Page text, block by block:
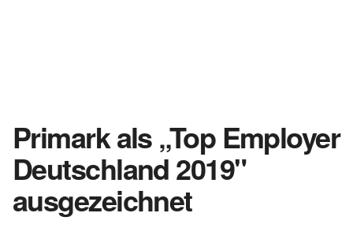
Primark als „Top Employer
Deutschland 2019"
ausgezeichnet